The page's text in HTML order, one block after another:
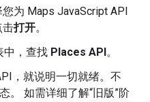
为 Maps JavaScript API
击打开。
中，查找 Places API。
，就说明一切就绪。不
。 如需详细了解“旧版”阶